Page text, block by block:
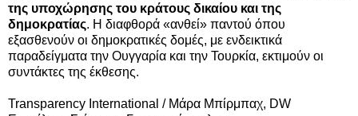
της υποχώρησης του κράτους δικαίου και της
δημοκρατίας. Η διαφθορά «ανθεί» παντού όπου
εξασθενούν οι δημοκρατικές δομές, με ενδεικτικά
παραδείγματα την Ουγγαρία και την Τουρκία, εκτιμούν οι
συντάκτες της έκθεσης.
Transparency International / Μάρα Μπίρμπαχ, DW